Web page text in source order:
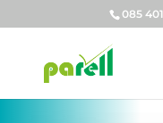
085